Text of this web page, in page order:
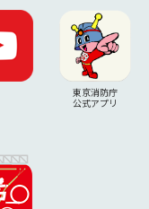
東京消防庁
公式アプリ